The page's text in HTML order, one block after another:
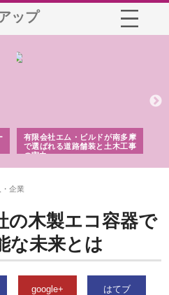
ップ
有限会社エム・ビルドが南多摩
で選ばれる道路舗装と土木工事
の実力
・企業
の木製エコ容器で
な未来とは
google+ はてブ